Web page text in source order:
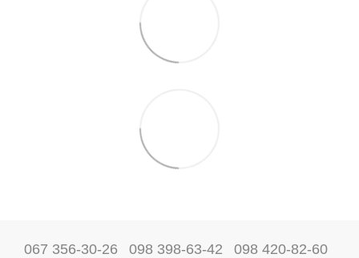
067 356-30-26 098 398-63-42 098 420-82-60